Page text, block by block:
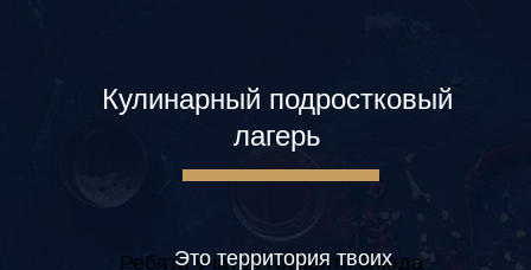
Кулинарный подростковый
лагерь
Ребята учатся готовить блюда
Это территория твоих